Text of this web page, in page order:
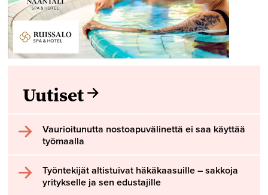
Uutiset
Vaurioitunutta nostoapuvälinettä ei saa käyttää
työmaalla
Työntekijät altistuivat häkäkaasuille – sakkoja
yritykselle ja sen edustajille